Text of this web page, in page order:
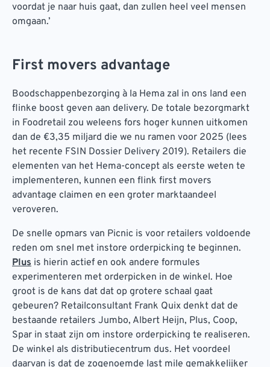
voordat je naar huis gaat, dan zullen heel veel mensen
omgaan.’
First movers advantage
Boodschappenbezorging à la Hema zal in ons land een
flinke boost geven aan delivery. De totale bezorgmarkt
in Foodretail zou weleens fors hoger kunnen uitkomen
dan de €3,35 miljard die we nu ramen voor 2025 (lees
het recente FSIN Dossier Delivery 2019). Retailers die
elementen van het Hema-concept als eerste weten te
implementeren, kunnen een flink first movers
advantage claimen en een groter marktaandeel
veroveren.
De snelle opmars van Picnic is voor retailers voldoende
reden om snel met instore orderpicking te beginnen.
Plus is hierin actief en ook andere formules
experimenteren met orderpicken in de winkel. Hoe
groot is de kans dat dat op grotere schaal gaat
gebeuren? Retailconsultant Frank Quix denkt dat de
bestaande retailers Jumbo, Albert Heijn, Plus, Coop,
Spar in staat zijn om instore orderpicking te realiseren.
De winkel als distributiecentrum dus. Het voordeel
daarvan is dat de zogenoemde last mile gemakkelijker